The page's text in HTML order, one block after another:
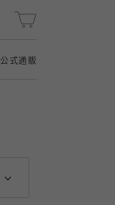
公式通販